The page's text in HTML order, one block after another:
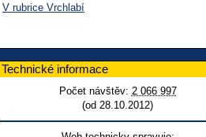
V rubrice Vrchlabí
Technické informace
Počet návštěv: 2 066 997
(od 28.10.2012)